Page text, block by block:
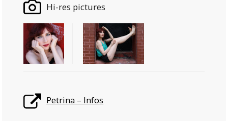
Hi-res pictures
Petrina – Infos